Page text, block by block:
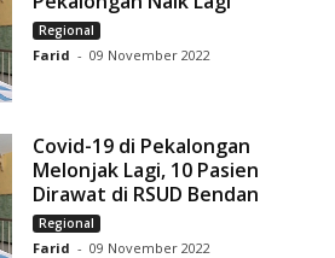
Regional
Farid - 09 November 2022
Covid-19 di Pekalongan
Melonjak Lagi, 10 Pasien
Dirawat di RSUD Bendan
Regional
Farid - 09 November 2022